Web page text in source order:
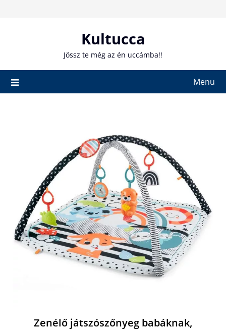
Kultucca
Jössz te még az én uccámba!!
Menu
Zenélő játszószőnyeg babáknak,